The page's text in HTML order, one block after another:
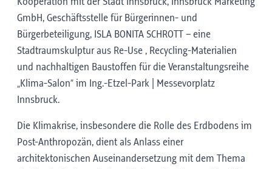
GmbH, Geschäftsstelle für Bürgerinnen- und
Bürgerbeteiligung, ISLA BONITA SCHROTT – eine
Stadtraumskulptur aus Re-Use , Recycling-Materialien
und nachhaltigen Baustoffen für die Veranstaltungsreihe
„Klima-Salon“ im Ing.-Etzel-Park | Messevorplatz
Innsbruck.
Die Klimakrise, insbesondere die Rolle des Erdbodens im
Post-Anthropozän, dient als Anlass einer
architektonischen Auseinandersetzung mit dem Thema